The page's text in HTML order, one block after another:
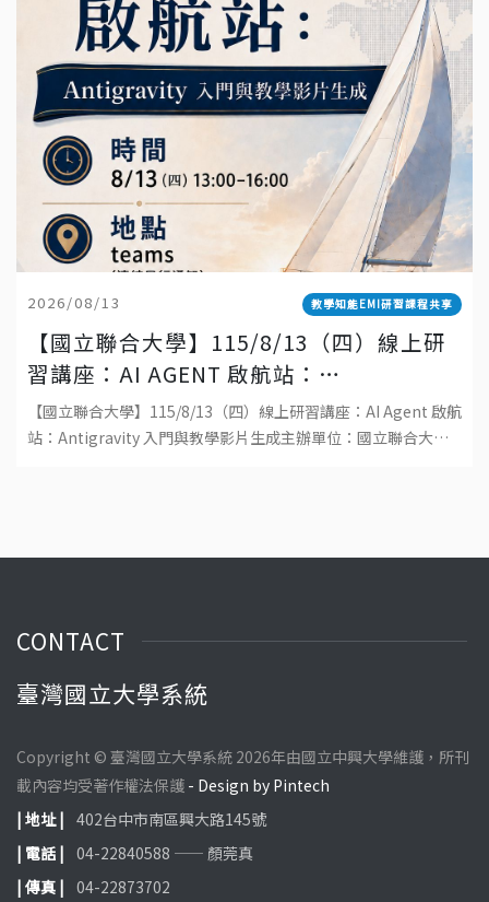
2026/08/13 教學知能EMI研習課程共享
【國立聯合大學】115/8/13（四）線上研
習講座：AI AGENT 啟航站：
ANTIGRAVITY 入門與教學影片生成
【國立聯合大學】115/8/13（四）線上研習講座：AI Agent 啟航
站：Antigravity 入門與教學影片生成主辦單位：國立聯合大學
CONTACT
臺灣國立大學系統
Copyright © 臺灣國立大學系統 2026年由國立中興大學維護，所刊
載內容均受著作權法保護 - Design by Pintech
| 地址 | 402台中市南區興大路145號
| 電話 | 04-22840588 —— 顏莞真
| 傳真 | 04-22873702